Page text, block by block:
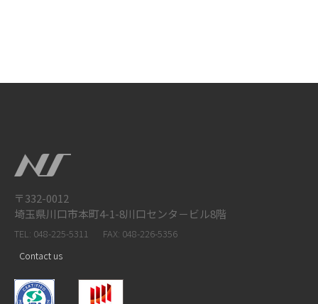
〒332-0012
埼玉県川口市本町4-1-8川口センタ－ビル8階
TEL: 048-225-5311
FAX: 048-226-5356
Contact us